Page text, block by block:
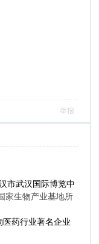
举报
市武汉国际博览中
家生物产业基地所
药行业著名企业